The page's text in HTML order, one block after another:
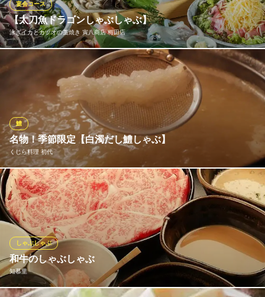
北海しゃぶしゃぶ 梅田店
ラムしゃぶ食べ放題
大阪メトロ堺筋線扇町駅 徒歩8分
大阪府大阪市北区兎我野町3-22 椿ビル1F
【太刀魚ドラゴンしゃぶしゃぶ】
泳ぎイカとカツオの藁焼き 寅八商店 梅田店
宴会コース
旬の太刀魚を鮪出汁でしゃぶしゃぶ！豪快で斬新な盛り付けもイ
ンパクト大！新登場の一押しメニューです。鮪出汁と一緒に食べ
ていただくもので、芳醇な出汁がほっこりとさせてくれます。
★詳細はコースページへ！
※こちらは夜のみのこだわりです。
泳ぎイカとカツオの藁焼き 寅八商店 梅田店
泳ぎイカと鰹藁焼き海鮮
大阪メトロ谷町線東梅田駅 徒歩3分
大阪府大阪市北区曽根崎2-8-5 お初天神EASTビルB1・1F
名物！季節限定【白濁だし鱧しゃぶ】
くじら料理 初代
鱧
鱧は四国・宇和島・淡路直送。300g前後の鱧は、ちり落とし/生刺
身、600g前後の鱧は、焼き霜/たたき、800g前の鱧は、天麩羅/し
ゃぶしゃぶ/寿司と料理により使い分け。鱧しゃぶは鱧の骨をコン
ガリ素焼きし、酒・水・昆布でことこと煮出した白く旨みたっぷ
りのお出しです。
くじら料理 初代
くえ・鱧・鯨・うつぼ
ＪＲ大阪駅 徒歩7分
和牛のしゃぶしゃぶ
知慕里
しゃぶしゃぶ